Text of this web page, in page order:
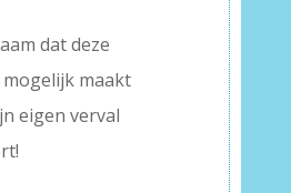
dat deze
maakt
eigen verval